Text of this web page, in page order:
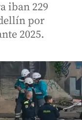
iban 229
por
2025.